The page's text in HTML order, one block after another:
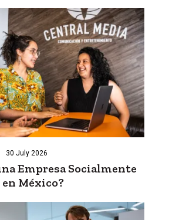
30 July 2026
Empresa Socialmente
México?